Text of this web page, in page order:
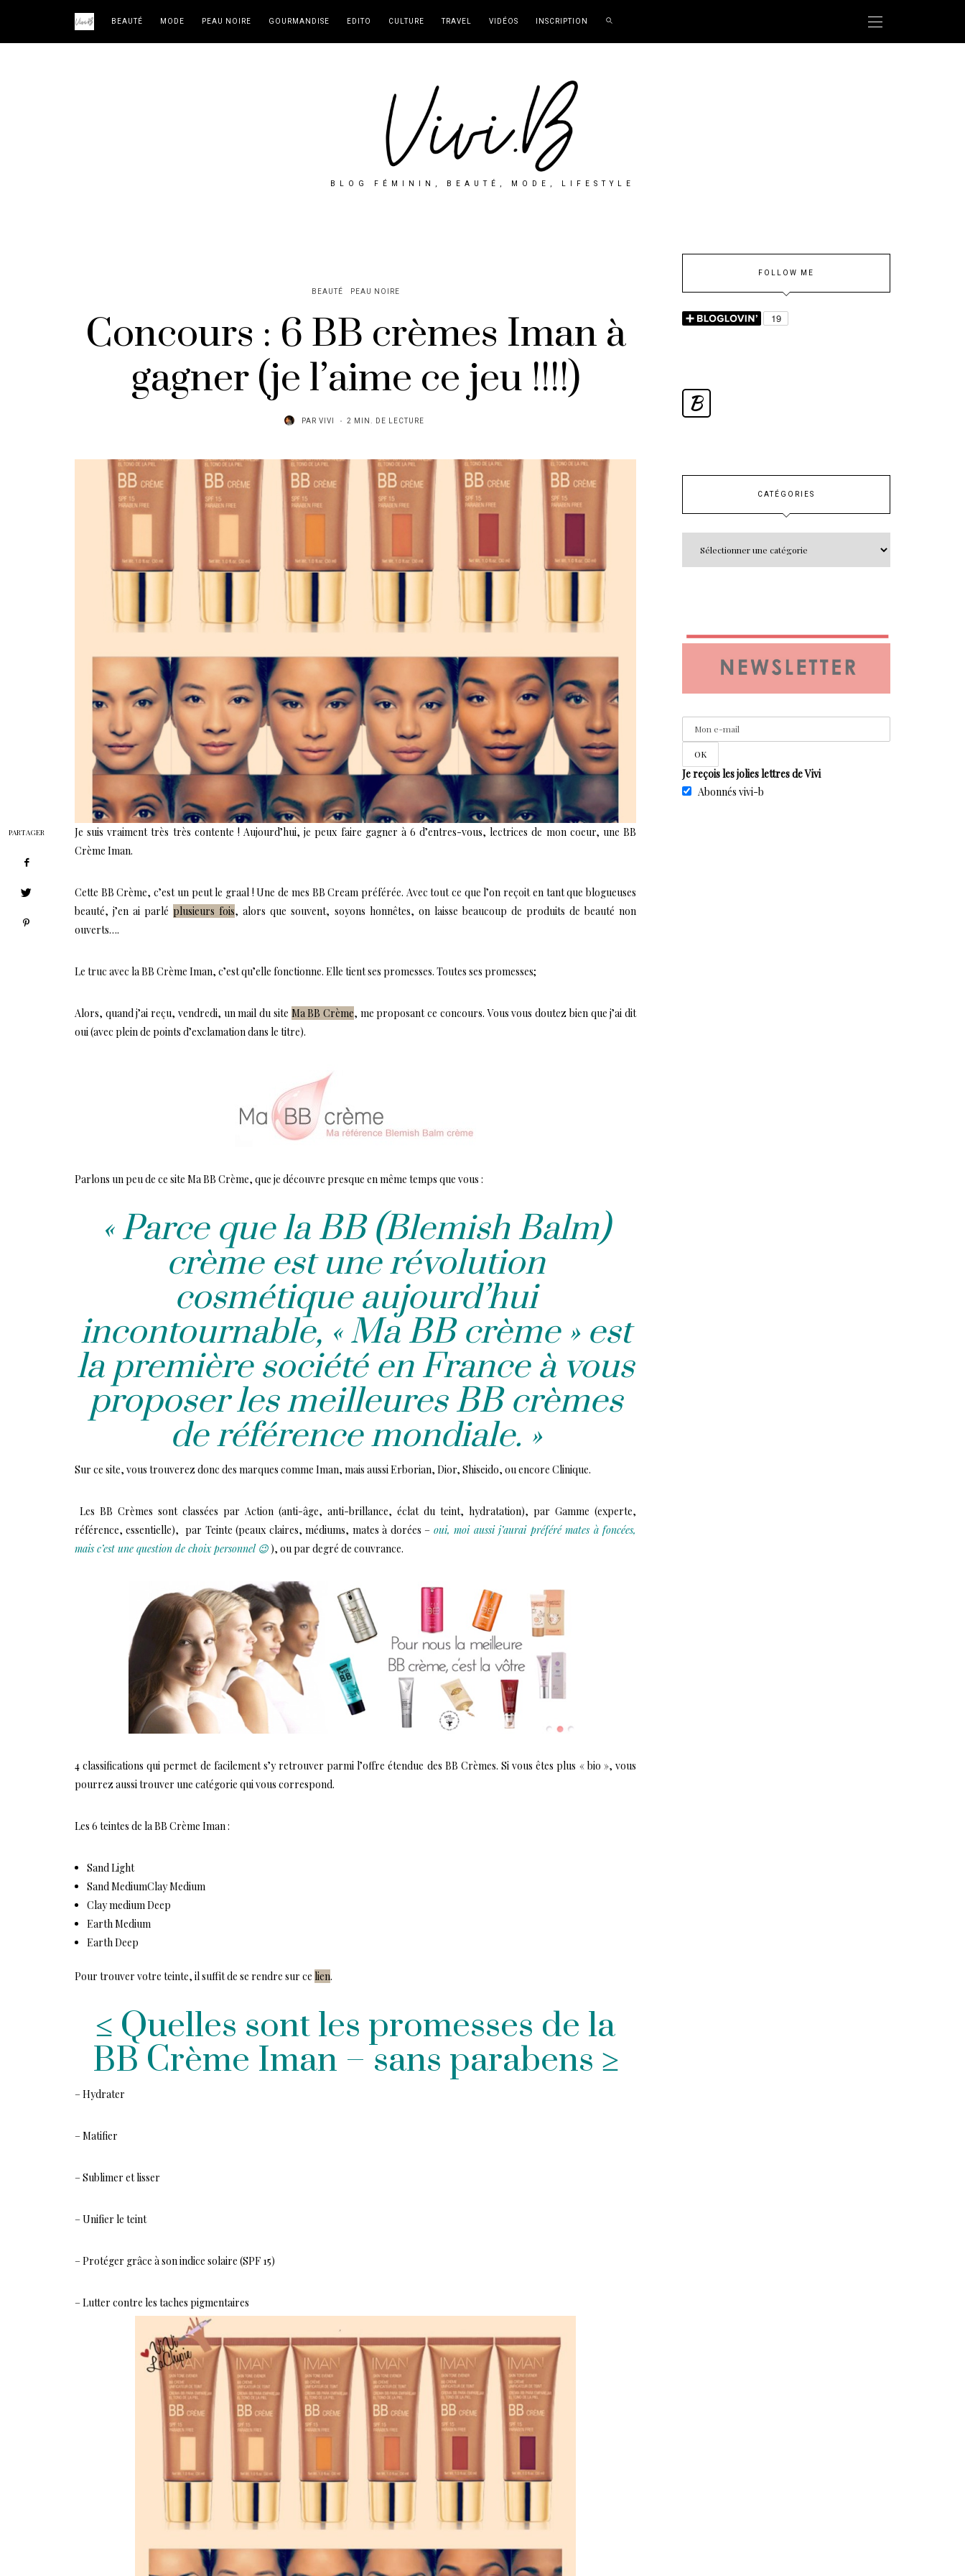
BEAUTÉ MODE PEAU NOIRE GOURMANDISE EDITO CULTURE TRAVEL VIDÉOS INSCRIPTION
BLOG FÉMININ, BEAUTÉ, MODE, LIFESTYLE
BEAUTÉ PEAU NOIRE
Concours : 6 BB crèmes Iman à
gagner (je l’aime ce jeu !!!!)
PAR VIVI 2 MIN. DE LECTURE
Je suis vraiment très très contente ! Aujourd’hui, je peux faire gagner à 6 d’entres-vous, lectrices de mon coeur, une BB
Crème Iman.
Cette BB Crème, c’est un peut le graal ! Une de mes BB Cream préférée. Avec tout ce que l’on reçoit en tant que blogueuses
beauté, j’en ai parlé plusieurs fois, alors que souvent, soyons honnêtes, on laisse beaucoup de produits de beauté non
ouverts….
Le truc avec la BB Crème Iman, c’est qu’elle fonctionne. Elle tient ses promesses. Toutes ses promesses;
Alors, quand j’ai reçu, vendredi, un mail du site Ma BB Crème, me proposant ce concours. Vous vous doutez bien que j’ai dit
oui (avec plein de points d’exclamation dans le titre).
Parlons un peu de ce site Ma BB Crème, que je découvre presque en même temps que vous :
« Parce que la BB (Blemish Balm)
crème est une révolution
cosmétique aujourd’hui
incontournable, « Ma BB crème » est
la première société en France à vous
proposer les meilleures BB crèmes
de référence mondiale. »
Sur ce site, vous trouverez donc des marques comme Iman, mais aussi Erborian, Dior, Shiseido, ou encore Clinique.
Les BB Crèmes sont classées par Action (anti-âge, anti-brillance, éclat du teint, hydratation), par Gamme (experte,
référence, essentielle), par Teinte (peaux claires, médiums, mates à dorées – oui, moi aussi j’aurai préféré mates à foncées,
mais c’est une question de choix personnel 😉), ou par degré de couvrance.
4 classifications qui permet de facilement s’y retrouver parmi l’offre étendue des BB Crèmes. Si vous êtes plus « bio », vous
pourrez aussi trouver une catégorie qui vous correspond.
Les 6 teintes de la BB Crème Iman :
Sand Light
Sand MediumClay Medium
Clay medium Deep
Earth Medium
Earth Deep
Pour trouver votre teinte, il suffit de se rendre sur ce lien.
≤ Quelles sont les promesses de la
BB Crème Iman – sans parabens ≥
– Hydrater
– Matifier
– Sublimer et lisser
– Unifier le teint
– Protéger grâce à son indice solaire (SPF 15)
– Lutter contre les taches pigmentaires
PARTAGER
FOLLOW ME
B
CATÉGORIES
Je reçois les jolies lettres de Vivi
Abonnés vivi-b